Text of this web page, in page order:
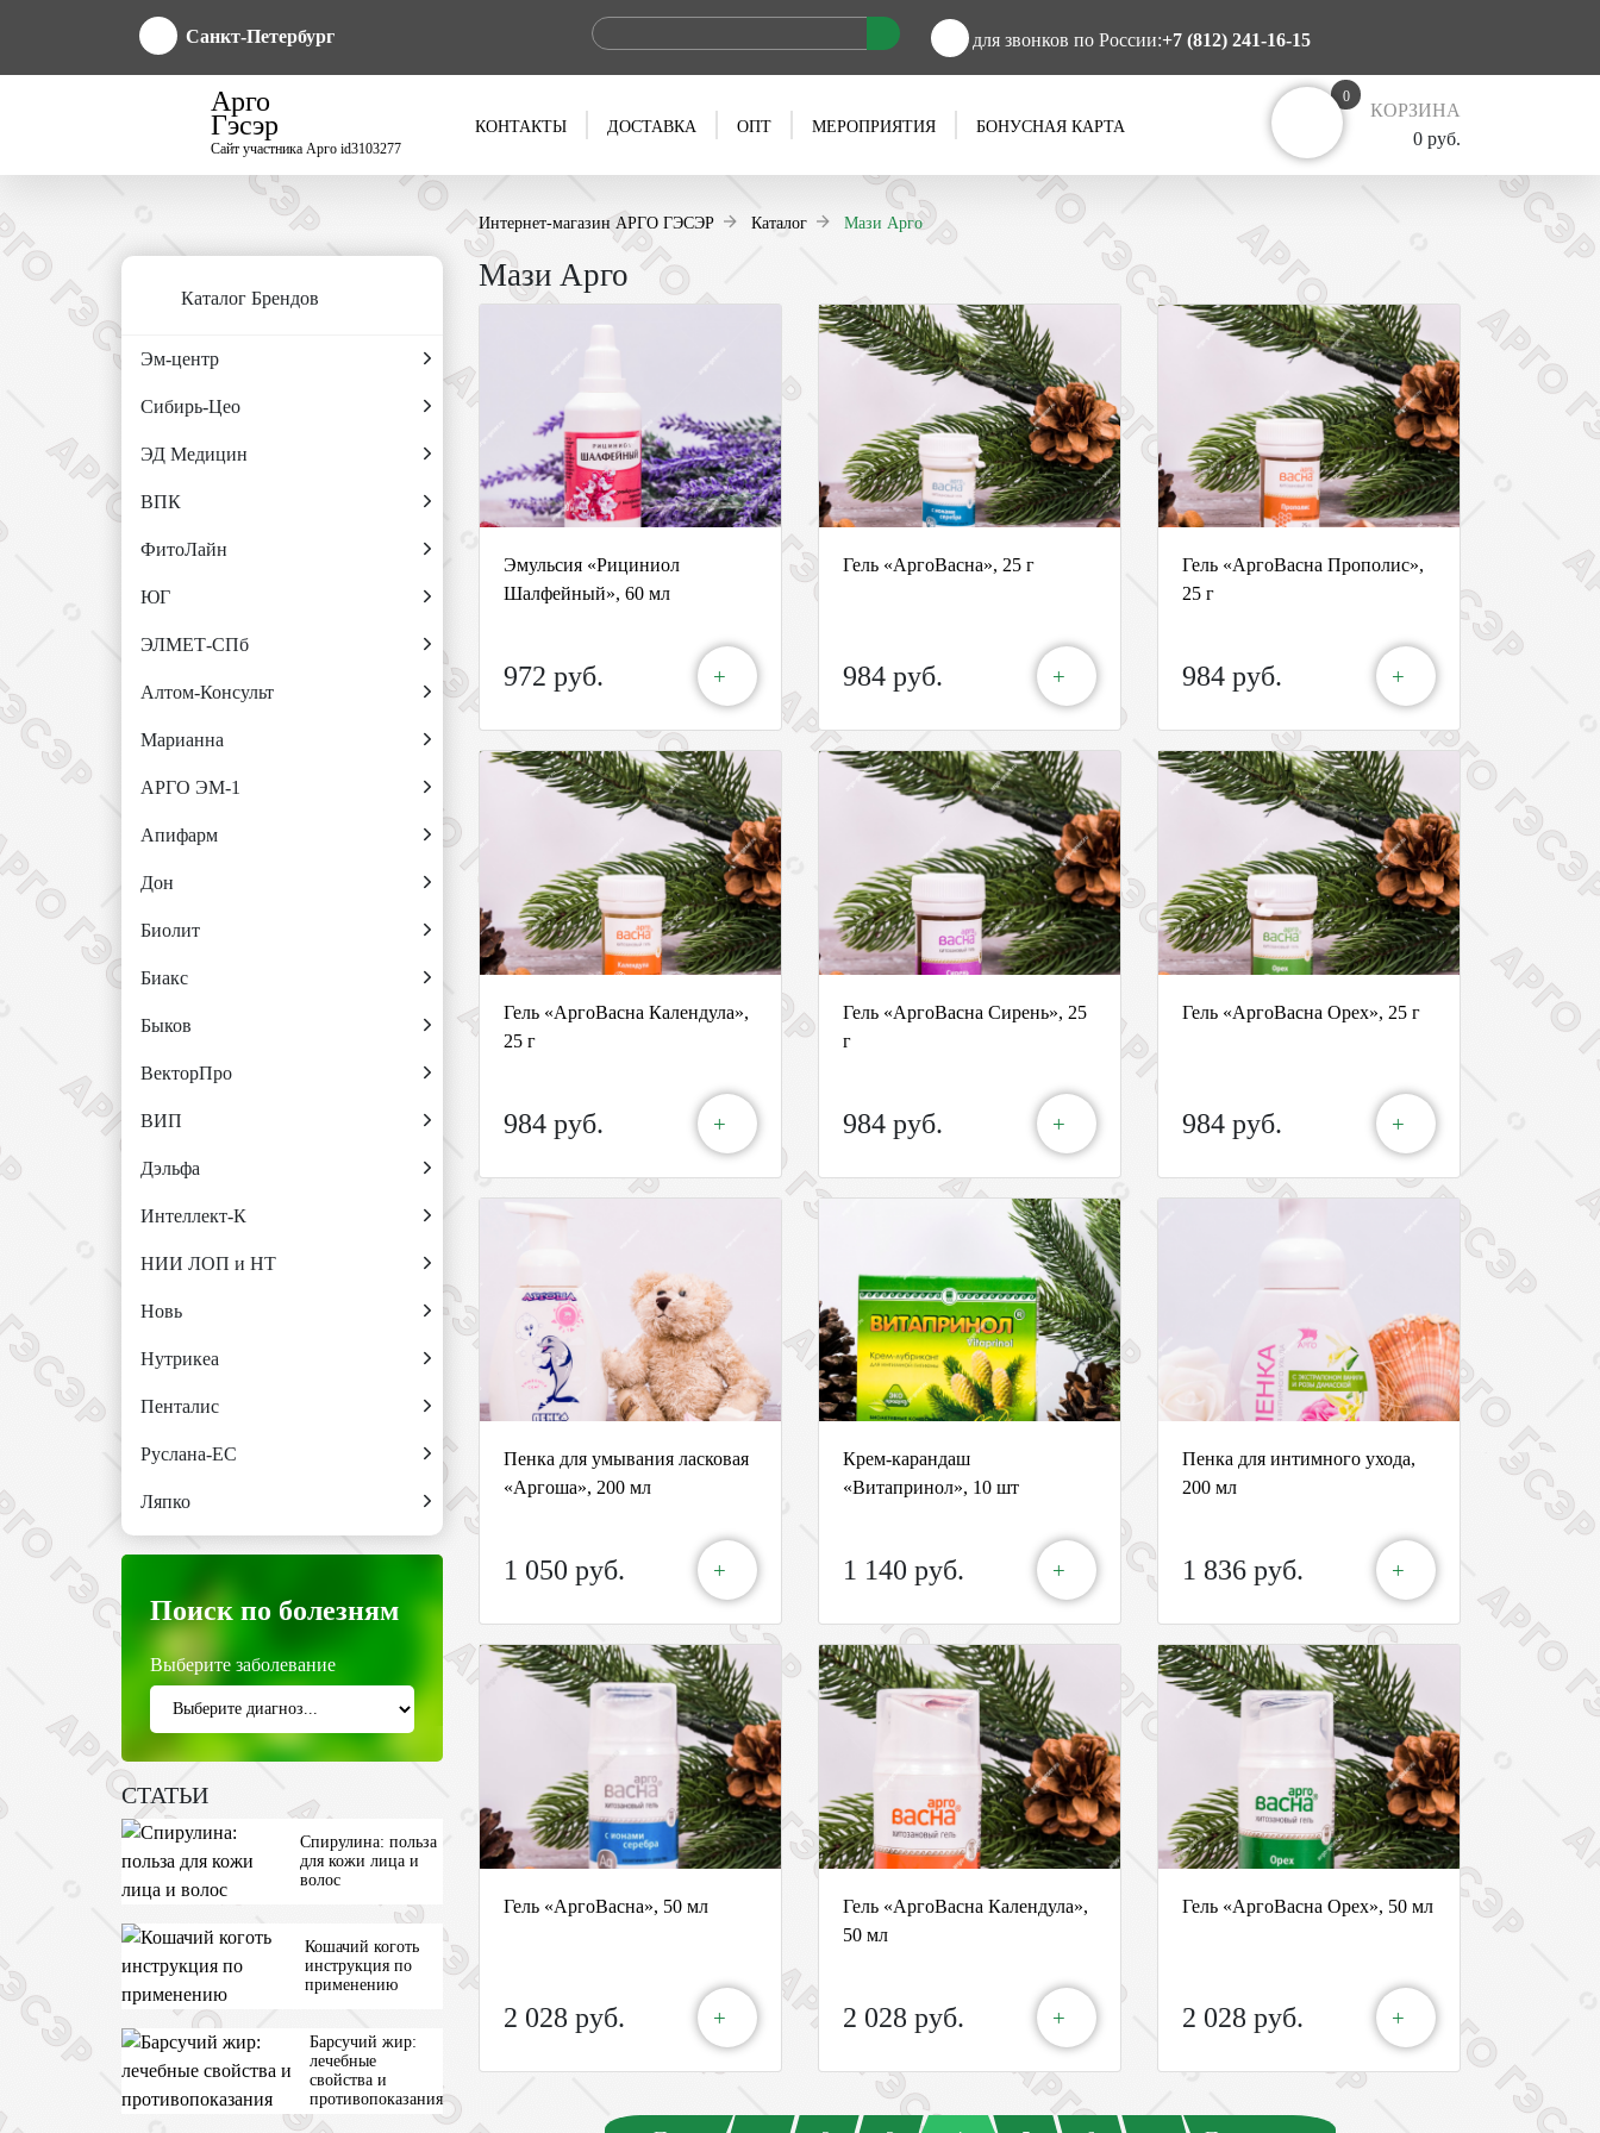
Санкт-Петербург для звонков по России:+7 (812) 241-16-15
Арго
Гэсэр
Сайт участника Арго id3103277
КОНТАКТЫ ДОСТАВКА ОПТ МЕРОПРИЯТИЯ БОНУСНАЯ КАРТА
0
КОРЗИНА
0 руб.
Интернет-магазин АРГО ГЭСЭР Каталог Мази Арго
Каталог Брендов
Эм-центр
Сибирь-Цео
ЭД Медицин
ВПК
ФитоЛайн
ЮГ
ЭЛМЕТ-СПб
Алтом-Консульт
Марианна
АРГО ЭМ-1
Апифарм
Дон
Биолит
Биакс
Быков
ВекторПро
ВИП
Дэльфа
Интеллект-К
НИИ ЛОП и НТ
Новь
Нутрикеа
Пенталис
Руслана-ЕС
Ляпко
Поиск по болезням
Выберите заболевание
СТАТЬИ
Спирулина: польза
для кожи лица и
волос
Кошачий коготь
инструкция по
применению
Барсучий жир:
лечебные
свойства и
противопоказания
Мази Арго
Эмульсия «Рициниол
Шалфейный», 60 мл
972 руб. +
Гель «АргоВасна», 25 г
984 руб. +
Гель «АргоВасна Прополис»,
25 г
984 руб. +
Гель «АргоВасна Календула»,
25 г
984 руб. +
Гель «АргоВасна Сирень», 25
г
984 руб. +
Гель «АргоВасна Орех», 25 г
984 руб. +
Пенка для умывания ласковая
«Аргоша», 200 мл
1 050 руб. +
Крем-карандаш
«Витапринол», 10 шт
1 140 руб. +
Пенка для интимного ухода,
200 мл
1 836 руб. +
Гель «АргоВасна», 50 мл
2 028 руб. +
Гель «АргоВасна Календула»,
50 мл
2 028 руб. +
Гель «АргоВасна Орех», 50 мл
2 028 руб. +